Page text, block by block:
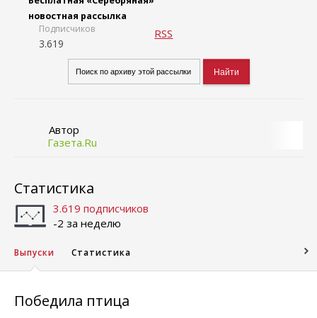
новостная рассылка
Подписчиков
3.619
RSS
Автор
Газета.Ru
Статистика
3.619 подписчиков
-2 за неделю
Выпуски Статистика
Победила птица